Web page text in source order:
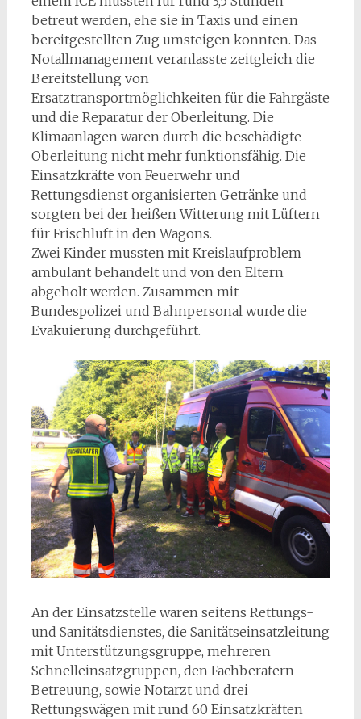
betreut werden, ehe sie in Taxis und einen
bereitgestellten Zug umsteigen konnten. Das
Notallmanagement veranlasste zeitgleich die
Bereitstellung von
Ersatztransportmöglichkeiten für die Fahrgäste
und die Reparatur der Oberleitung. Die
Klimaanlagen waren durch die beschädigte
Oberleitung nicht mehr funktionsfähig. Die
Einsatzkräfte von Feuerwehr und
Rettungsdienst organisierten Getränke und
sorgten bei der heißen Witterung mit Lüftern
für Frischluft in den Wagons.
Zwei Kinder mussten mit Kreislaufproblem
ambulant behandelt und von den Eltern
abgeholt werden. Zusammen mit
Bundespolizei und Bahnpersonal wurde die
Evakuierung durchgeführt.
An der Einsatzstelle waren seitens Rettungs-
und Sanitätsdienstes, die Sanitätseinsatzleitung
mit Unterstützungsgruppe, mehreren
Schnelleinsatzgruppen, den Fachberatern
Betreuung, sowie Notarzt und drei
Rettungswägen mit rund 60 Einsatzkräften